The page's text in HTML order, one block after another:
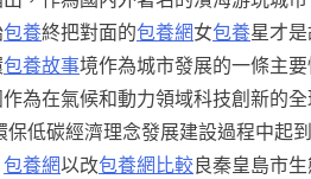
包養終把對面的包養網女包養星才
包養故事境作為城市發展的一條主要
為在氣候和動力領域科技創新的
保低碳經濟理念發展建設過程中起
包養網以改包養網比較良秦皇島市